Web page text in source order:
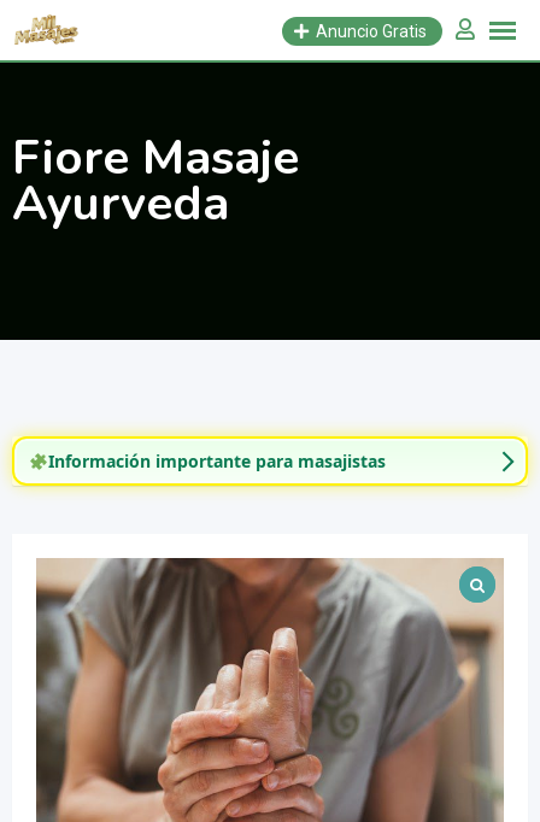
Saltar
Anuncio Gratis
Fiore Masaje
Ayurveda
Información importante para masajistas